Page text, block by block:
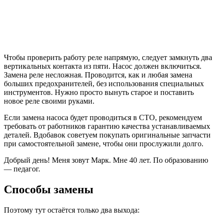
Чтобы проверить работу реле напрямую, следует замкнуть два
вертикальных контакта из пяти. Насос должен включиться.
Замена реле несложная. Проводится, как и любая замена
больших предохранителей, без использования специальных
инструментов. Нужно просто вынуть старое и поставить
новое реле своими руками.
Если замена насоса будет проводиться в СТО, рекомендуем
требовать от работников гарантию качества устанавливаемых
деталей. Вдобавок советуем покупать оригинальные запчасти
при самостоятельной замене, чтобы они прослужили долго.
Добрый день! Меня зовут Марк. Мне 40 лет. По образованию
— педагог.
Способы замены
Поэтому тут остаётся только два выхода: